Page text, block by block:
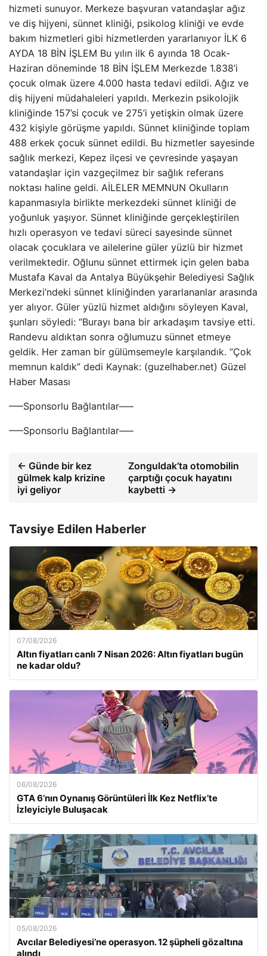
hizmeti sunuyor. Merkeze başvuran vatandaşlar ağız
ve diş hijyeni, sünnet kliniği, psikolog kliniği ve evde
bakım hizmetleri gibi hizmetlerden yararlanıyor İLK 6
AYDA 18 BİN İŞLEM Bu yılın ilk 6 ayında 18 Ocak-
Haziran döneminde 18 BİN İŞLEM Merkezde 1.838’i
çocuk olmak üzere 4.000 hasta tedavi edildi. Ağız ve
diş hijyeni müdahaleleri yapıldı. Merkezin psikolojik
kliniğinde 157’si çocuk ve 275’i yetişkin olmak üzere
432 kişiyle görüşme yapıldı. Sünnet kliniğinde toplam
488 erkek çocuk sünnet edildi. Bu hizmetler sayesinde
sağlık merkezi, Kepez ilçesi ve çevresinde yaşayan
vatandaşlar için vazgeçilmez bir sağlık referans
noktası haline geldi. AİLELER MEMNUN Okulların
kapanmasıyla birlikte merkezdeki sünnet kliniği de
yoğunluk yaşıyor. Sünnet kliniğinde gerçekleştirilen
hızlı operasyon ve tedavi süreci sayesinde sünnet
olacak çocuklara ve ailelerine güler yüzlü bir hizmet
verilmektedir. Oğlunu sünnet ettirmek için gelen baba
Mustafa Kaval da Antalya Büyükşehir Belediyesi Sağlık
Merkezi’ndeki sünnet kliniğinden yararlananlar arasında
yer alıyor. Güler yüzlü hizmet aldığını söyleyen Kaval,
şunları söyledi: “Burayı bana bir arkadaşım tavsiye etti.
Randevu aldıktan sonra oğlumuzu sünnet etmeye
geldik. Her zaman bir gülümsemeyle karşılandık. “Çok
memnun kaldık” dedi Kaynak: (guzelhaber.net) Güzel
Haber Masası
—–Sponsorlu Bağlantılar—–
—–Sponsorlu Bağlantılar—–
← Günde bir kez
gülmek kalp krizine
iyi geliyor
Zonguldak’ta otomobilin
çarptığı çocuk hayatını
kaybetti →
Tavsiye Edilen Haberler
07/08/2026
Altın fiyatları canlı 7 Nisan 2026: Altın fiyatları bugün
ne kadar oldu?
06/08/2026
GTA 6’nın Oynanış Görüntüleri İlk Kez Netflix’te
İzleyiciyle Buluşacak
05/08/2026
Avcılar Belediyesi’ne operasyon. 12 şüpheli gözaltına
alındı